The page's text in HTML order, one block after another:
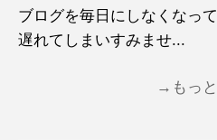
ブログを毎日にしなくなっ
遅れてしまいすみませ...
→もっ